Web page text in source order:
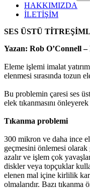
HAKKIMIZDA
İLETİŞİM
SES ÜSTÜ
Yazan: Rob O’Connell
Eleme işlemi imalat
elenmesi sırasında tozun
Bu problemin çaresi ses
elek tıkanmasını
Tıkanma problemi
300 mikron ve daha ince
geçmesini önlemesi
azalır ve işlem çok
diskler veya topçuklar
elenen mal içine kirlilik
olmalarıdır. Bazı